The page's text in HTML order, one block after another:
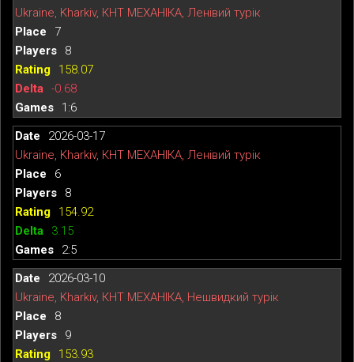
Ukraine, Kharkiv, КНТ МЕХАНІКА, Ленівий турік
7
8
158.07
-0.68
1:6
2026-03-17
Ukraine, Kharkiv, КНТ МЕХАНІКА, Ленівий турік
6
8
154.92
3.15
2:5
2026-03-10
Ukraine, Kharkiv, КНТ МЕХАНІКА, Нешвидкий турік
8
9
153.93